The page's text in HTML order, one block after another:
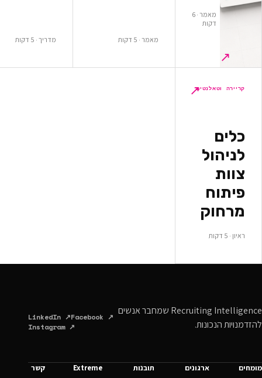
מאמר · 6
↗
Recruiting Intelligence שמחבר אנשים
LinkedIn ↗Facebook ↗
ארגונים תובנות Extreme קשר